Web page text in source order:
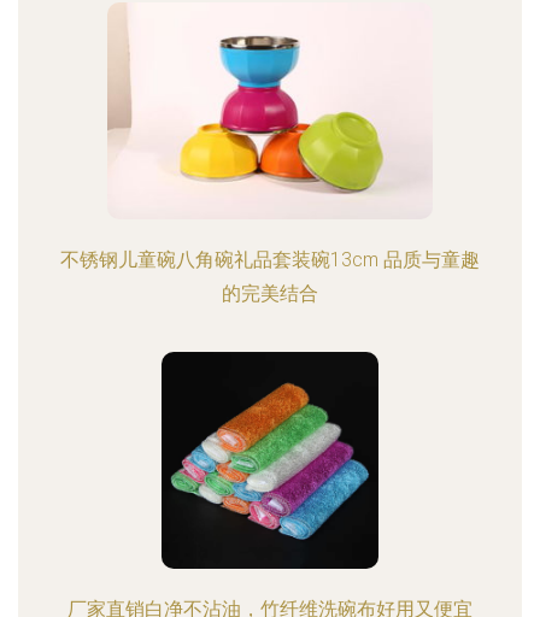
不锈钢儿童碗八角碗礼品套装碗13cm 品质与童趣
的完美结合
厂家直销白净不沾油，竹纤维洗碗布好用又便宜